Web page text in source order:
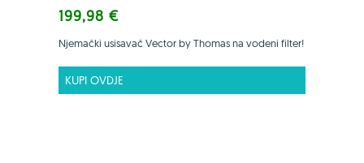
199,98 €
Njemački usisavač Vector by Thomas na vodeni filter!
KUPI OVDJE